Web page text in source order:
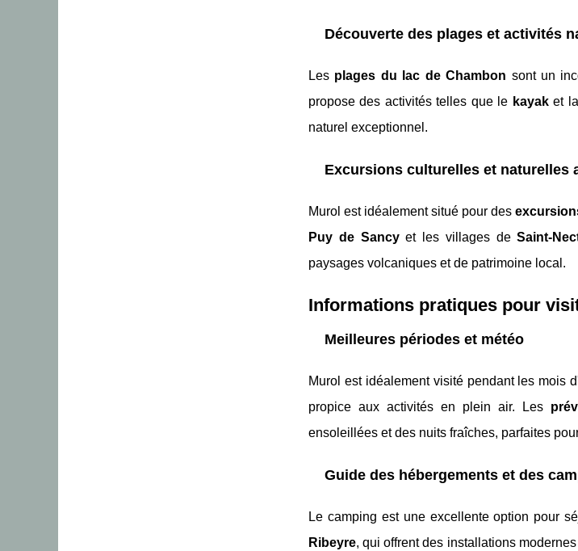
Découverte des plages et activités
Les plages du lac de Chambon sont un
propose des activités telles que le kayaket la
naturel exceptionnel.
Excursions culturelles et naturelles
Murol est idéalement situé pour des
Puy de Sancyet les villages deSaint-
paysages volcaniques et de patrimoine local.
Informations pratiques pour
Meilleures périodes et météo
Murol est idéalement visité pendant les mois
propice aux activités en plein air. Les
ensoleillées et des nuits fraîches, parfaites
Guide des hébergements et des
Le camping est une excellente option pour
Ribeyre, qui offrent des installations